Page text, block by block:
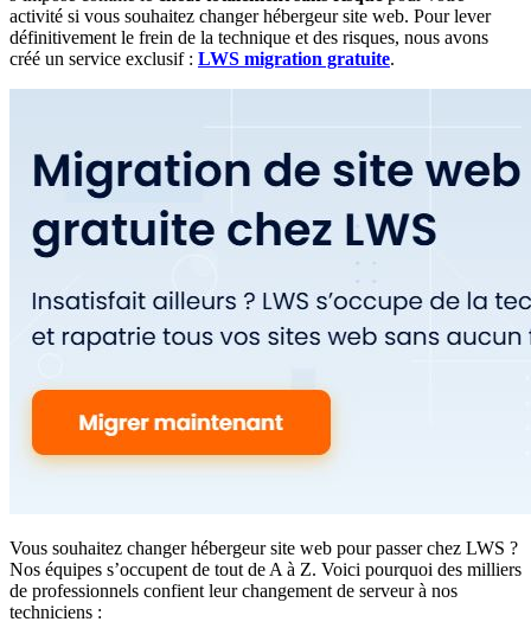
activité si vous souhaitez changer hébergeur site web. Pour lever
définitivement le frein de la technique et des risques, nous avons
créé un service exclusif : LWS migration gratuite.
Vous souhaitez changer hébergeur site web pour passer chez LWS ?
Nos équipes s’occupent de tout de A à Z. Voici pourquoi des milliers
de professionnels confient leur changement de serveur à nos
techniciens :